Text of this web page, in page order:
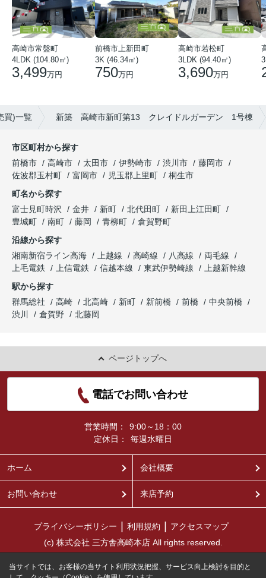
高崎市常盤町
4LDK (104.80㎡)
3,499万円
前橋市上新田町
3K (46.34㎡)
750万円
高崎市若松町
3LDK (94.40㎡)
3,690万円
買)一覧 新築 高崎市新町第13 クレイドルガーデン 1号棟
市区町村から探す
前橋市
高崎市 太田市 伊勢崎市 渋川市
藤岡市
佐波郡玉村町
富岡市 児玉郡上里町
桐生市
町名から探す
富士見町時沢
金井 新町 北代田町
新田上江田町
豊城町
南町 藤岡 青柳町
倉賀野町
沿線から探す
湘南新宿ライン高海
上越線 高崎線 八高線
両毛線
上毛電鉄
上信電鉄 信越本線 東武伊勢崎線
上越新幹線
駅から探す
群馬総社
高崎 北高崎 新町 新前橋 前橋
中央前橋
渋川
倉賀野 北藤岡
ページトップへ
電話でお問い合わせ
営業時間：
9:00～18：00
定休日：
毎週水曜日
ホーム 会社概要
お問い合わせ 来店予約
プライバシーポリシー 利用規約
アクセスマップ
(c) 株式会社 三方舎高崎本店 All rights reserved.
当サイトでは、お客様の当サイト利用状況把握、サービス向上検討を目的と